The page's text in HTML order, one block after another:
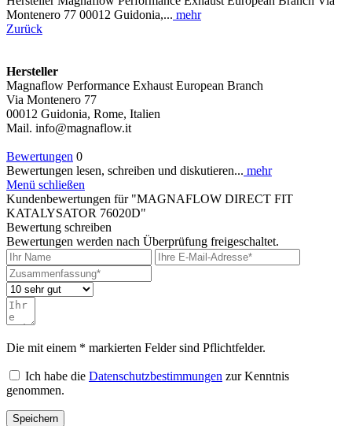
Montenero 77 00012 Guidonia,... mehr
Zurück
Hersteller
Magnaflow Performance Exhaust European Branch
Via Montenero 77
00012 Guidonia, Rome, Italien
Mail. info@magnaflow.it
Bewertungen 0
Bewertungen lesen, schreiben und diskutieren... mehr
Menü schließen
Kundenbewertungen für "MAGNAFLOW DIRECT FIT
KATALYSATOR 76020D"
Bewertung schreiben
Bewertungen werden nach Überprüfung freigeschaltet.
Die mit einem * markierten Felder sind Pflichtfelder.
Ich habe die Datenschutzbestimmungen zur Kenntnis
genommen.
Speichern